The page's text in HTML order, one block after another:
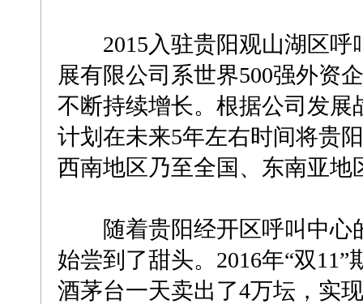
2015入驻贵阳观山湖区呼
展有限公司系世界500强外资
不断持续增长。根据公司发
计划在未来5年左右时间将贵
西南地区乃至全国、东南亚地
随着贵阳经开区呼叫中心
始尝到了甜头。2016年“双
酒茅台一天卖出了4万坛，实